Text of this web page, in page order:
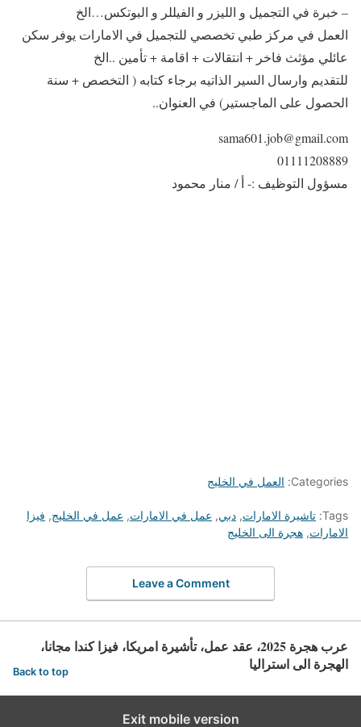
– خبرة في التجميل و الليزر و الفيللر و البوتكس…الخ
العمل في مركز طبي تخصصي للتجميل في الامارات يوفر سكن
عائلي مؤثث فاخر + انتقالات + اقامة + تأمين ..الخ
للتقديم وارسال السير الذاتيه برجاء كتابه ( التخصص + سنة
الحصول على الماجستير) في العنوان..
sama601.job@gmail.com
01111208889
مسؤول التوظيف :- أ / منار محمود
Categories: العمل في الخليج
Tags: تاشيرة الامارات, دبي, عمل في الامارات, عمل في الخليج, فيزا
الامارات, هجرة الى الخليج
Leave a Comment
عرب هجرة 2025، عقد عمل، تأشيرة امريكا، فيزا كندا مجانا،
الهجرة الى استراليا
Back to top
Exit mobile version